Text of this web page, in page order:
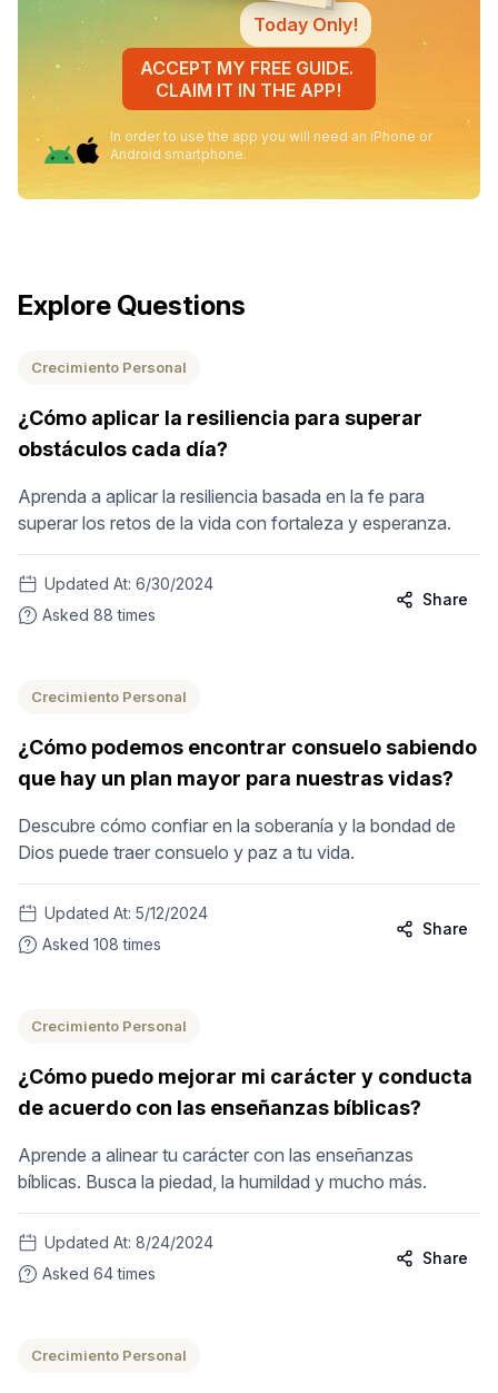
Today Only!
ACCEPT MY FREE GUIDE.
CLAIM IT IN THE APP!
In order to use the app you will need an iPhone or
Android smartphone.
Explore Questions
Crecimiento Personal
¿Cómo aplicar la resiliencia para superar
obstáculos cada día?
Aprenda a aplicar la resiliencia basada en la fe para
superar los retos de la vida con fortaleza y esperanza.
Updated At: 6/30/2024
Asked 88 times
Share
Crecimiento Personal
¿Cómo podemos encontrar consuelo sabiendo
que hay un plan mayor para nuestras vidas?
Descubre cómo confiar en la soberanía y la bondad de
Dios puede traer consuelo y paz a tu vida.
Updated At: 5/12/2024
Asked 108 times
Share
Crecimiento Personal
¿Cómo puedo mejorar mi carácter y conducta
de acuerdo con las enseñanzas bíblicas?
Aprende a alinear tu carácter con las enseñanzas
bíblicas. Busca la piedad, la humildad y mucho más.
Updated At: 8/24/2024
Asked 64 times
Share
Crecimiento Personal